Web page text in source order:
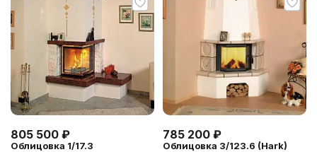
805 500 ₽
Облицовка 1/17.3
785 200 ₽
Облицовка 3/123.6 (Hark)